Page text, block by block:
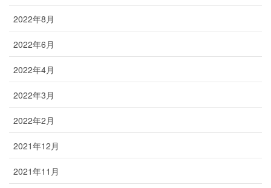
2022年8月
2022年6月
2022年4月
2022年3月
2022年2月
2021年12月
2021年11月